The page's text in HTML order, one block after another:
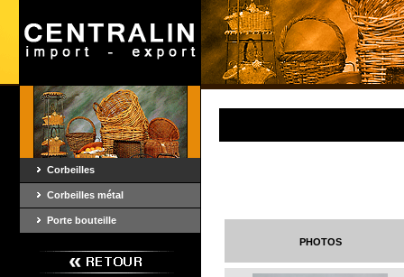
Corbeilles
Corbeilles métal
Porte bouteille
photos